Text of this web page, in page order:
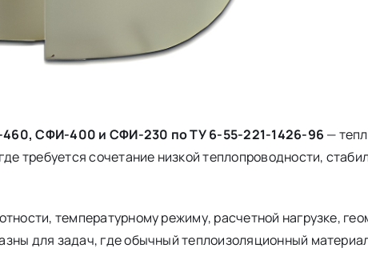
СФИ-400 и СФИ-230 по ТУ 6-55-221-1426-96 —
требуется сочетание низкой теплопроводности,
температурному режиму, расчетной нагрузке,
для задач, где обычный теплоизоляционный